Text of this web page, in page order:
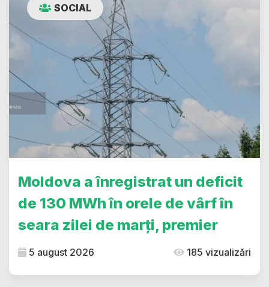
SOCIAL
Moldova a înregistrat un deficit
de 130 MWh în orele de vârf în
seara zilei de marți, premier
5 august 2026 185 vizualizări